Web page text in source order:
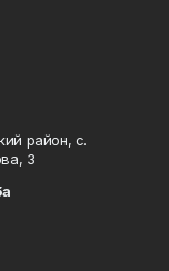
район, с.
3